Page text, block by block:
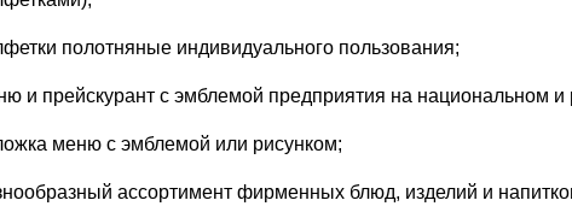
полотняные индивидуального пользования;
и прейскурант с эмблемой предприятия на национальном и
меню с эмблемой или рисунком;
ассортимент фирменных блюд, изделий и